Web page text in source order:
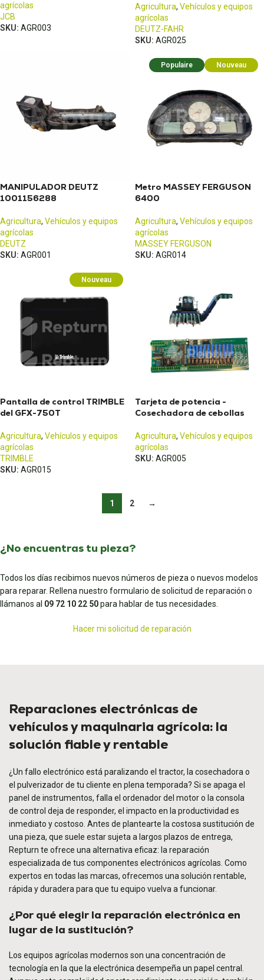
agrícolas
JCB
SKU: AGR003
Agricultura, Vehículos y equipos
agrícolas
DEUTZ-FAHR
SKU: AGR025
MANIPULADOR DEUTZ
1001156288
Agricultura, Vehículos y equipos
agrícolas
DEUTZ
SKU: AGR001
Populaire Nouveau
Metro MASSEY FERGUSON
6400
Agricultura, Vehículos y equipos
agrícolas
MASSEY FERGUSON
SKU: AGR014
Nouveau
Pantalla de control TRIMBLE
del GFX-750T
Agricultura, Vehículos y equipos
agrícolas
TRIMBLE
SKU: AGR015
Tarjeta de potencia -
Cosechadora de cebollas
Agricultura, Vehículos y equipos
agrícolas
SKU: AGR005
1 2 →
¿No encuentras tu pieza?
Todos los días recibimos nuevos números de pieza o nuevos modelos
para reparar. Rellena nuestro formulario de solicitud de reparación o
llámanos al 09 72 10 22 50para hablar de tus necesidades.
Hacer mi solicitud de reparación
Reparaciones electrónicas de
vehículos y maquinaria agrícola: la
solución fiable y rentable
¿Un fallo electrónico está paralizando el tractor, la cosechadora o
el pulverizador de tu cliente en plena temporada? Si se apaga el
panel de instrumentos, falla el ordenador del motor o la consola
de control deja de responder, el impacto en la productividad es
inmediato y costoso. Antes de plantearte la costosa sustitución de
una pieza, que suele estar sujeta a largos plazos de entrega,
Repturn te ofrece una alternativa eficaz: la reparación
especializada de tus componentes electrónicos agrícolas. Como
expertos en todas las marcas, ofrecemos una solución rentable,
rápida y duradera para que tu equipo vuelva a funcionar.
¿Por qué elegir la reparación electrónica en
lugar de la sustitución?
Los equipos agrícolas modernos son una concentración de
tecnología en la que la electrónica desempeña un papel central.